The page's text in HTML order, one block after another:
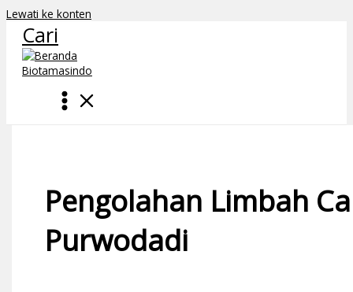
Lewati ke konten
Cari
Pengolahan Limbah
Purwodadi